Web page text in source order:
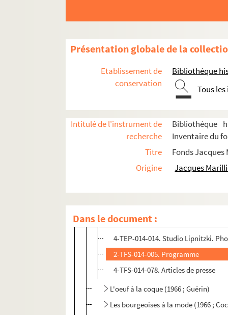
Présentation globale de la
Etablissement de
conservation
Bibliothèque
Tous
Intitulé de l'instrument de
recherche
Bibliothèque
Inventaire du
Titre
Fonds
Origine
Jacques
Dans le document :
Yerma (1964 ; Jenny)
Madame Sans-Gêne (1964 ;
Tartuffe (1965 ; Cochet)
Gigi (1965 ; Rouzière)
Antoine et Cléopâtre (1965 ;
Knock (1965 ; Tassencourt)
Le misanthrope (1965 ; Cochet)
Pepsie (1965 ; Cochet)
Le médecin malgré lui (1965 ;
2-TFS-014-004. Echantillons de tissu
4-TEP-014-014. Studio Lipnitzki.
2-TFS-014-005. Programme
4-TFS-014-078. Articles de presse
L'oeuf à la coque (1966 ; Guérin)
Les bourgeoises à la mode (1966 ;